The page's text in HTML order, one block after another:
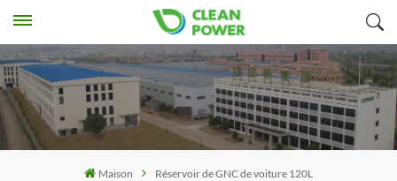
Maison Réservoir de GNC de voiture 120L